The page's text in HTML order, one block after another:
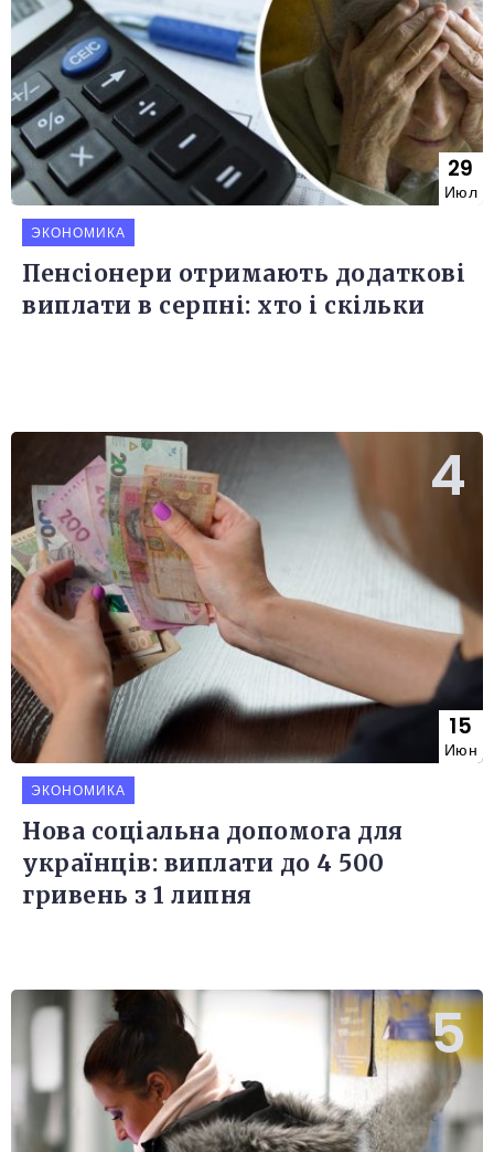
29
Июл
ЭКОНОМИКА
Пенсіонери отримають додаткові
виплати в серпні: хто і скільки
15
Июн
ЭКОНОМИКА
Нова соціальна допомога для
українців: виплати до 4 500
гривень з 1 липня